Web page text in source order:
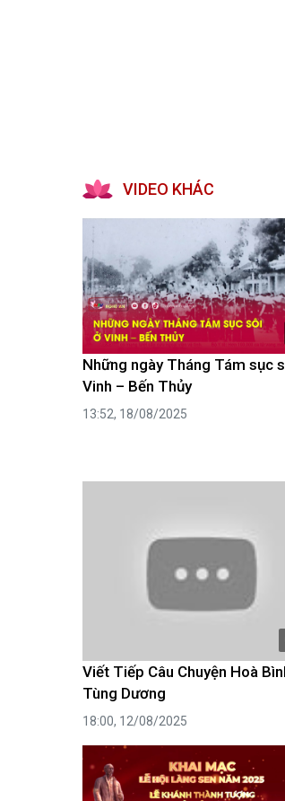
VIDEO KHÁC
Những ngày Tháng Tám sục
Vinh – Bến Thủy
13:52, 18/08/2025
Viết Tiếp Câu Chuyện Hoà
Tùng Dương
18:00, 12/08/2025